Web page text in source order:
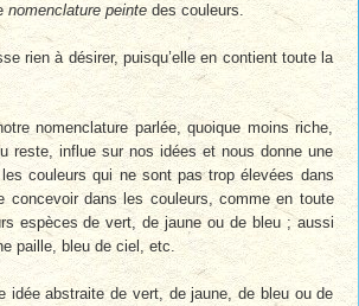
nomenclature peinte des couleurs.
rien à désirer, puisqu’elle en contient toute la
nomenclature parlée, quoique moins riche,
reste, influe sur nos idées et nous donne une
couleurs qui ne sont pas trop élevées dans
concevoir dans les couleurs, comme en toute
espèces de vert, de jaune ou de bleu ; aussi
paille, bleu de ciel, etc.
idée abstraite de vert, de jaune, de bleu ou de